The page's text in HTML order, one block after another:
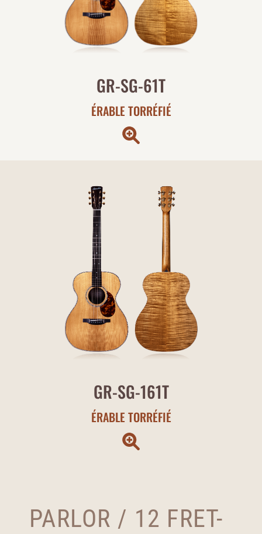
GR-SG-61T
ÉRABLE TORRÉFIÉ
GR-SG-161T
ÉRABLE TORRÉFIÉ
PARLOR / 12 FRET-